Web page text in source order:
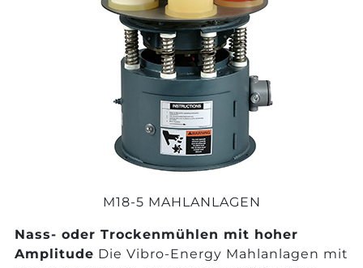
M18-5 MAHLANLAGEN
Nass- oder Trockenmühlen mit hoher
Amplitude Die Vibro-Energy Mahlanlagen mit